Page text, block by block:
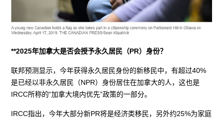
**2025年加拿大是否会授予永久居民（PR）身份？
联邦预测显示，今年获得永久居民身份的新移民中，有超过40%
是已经以非永久居民（NPR）身份居住在加拿大的人，这也是
IRCC所称的“加拿大境内优先”政策的一部分。
IRCC指出，今年大部分新PR将是经济类移民，另外约25%为家庭